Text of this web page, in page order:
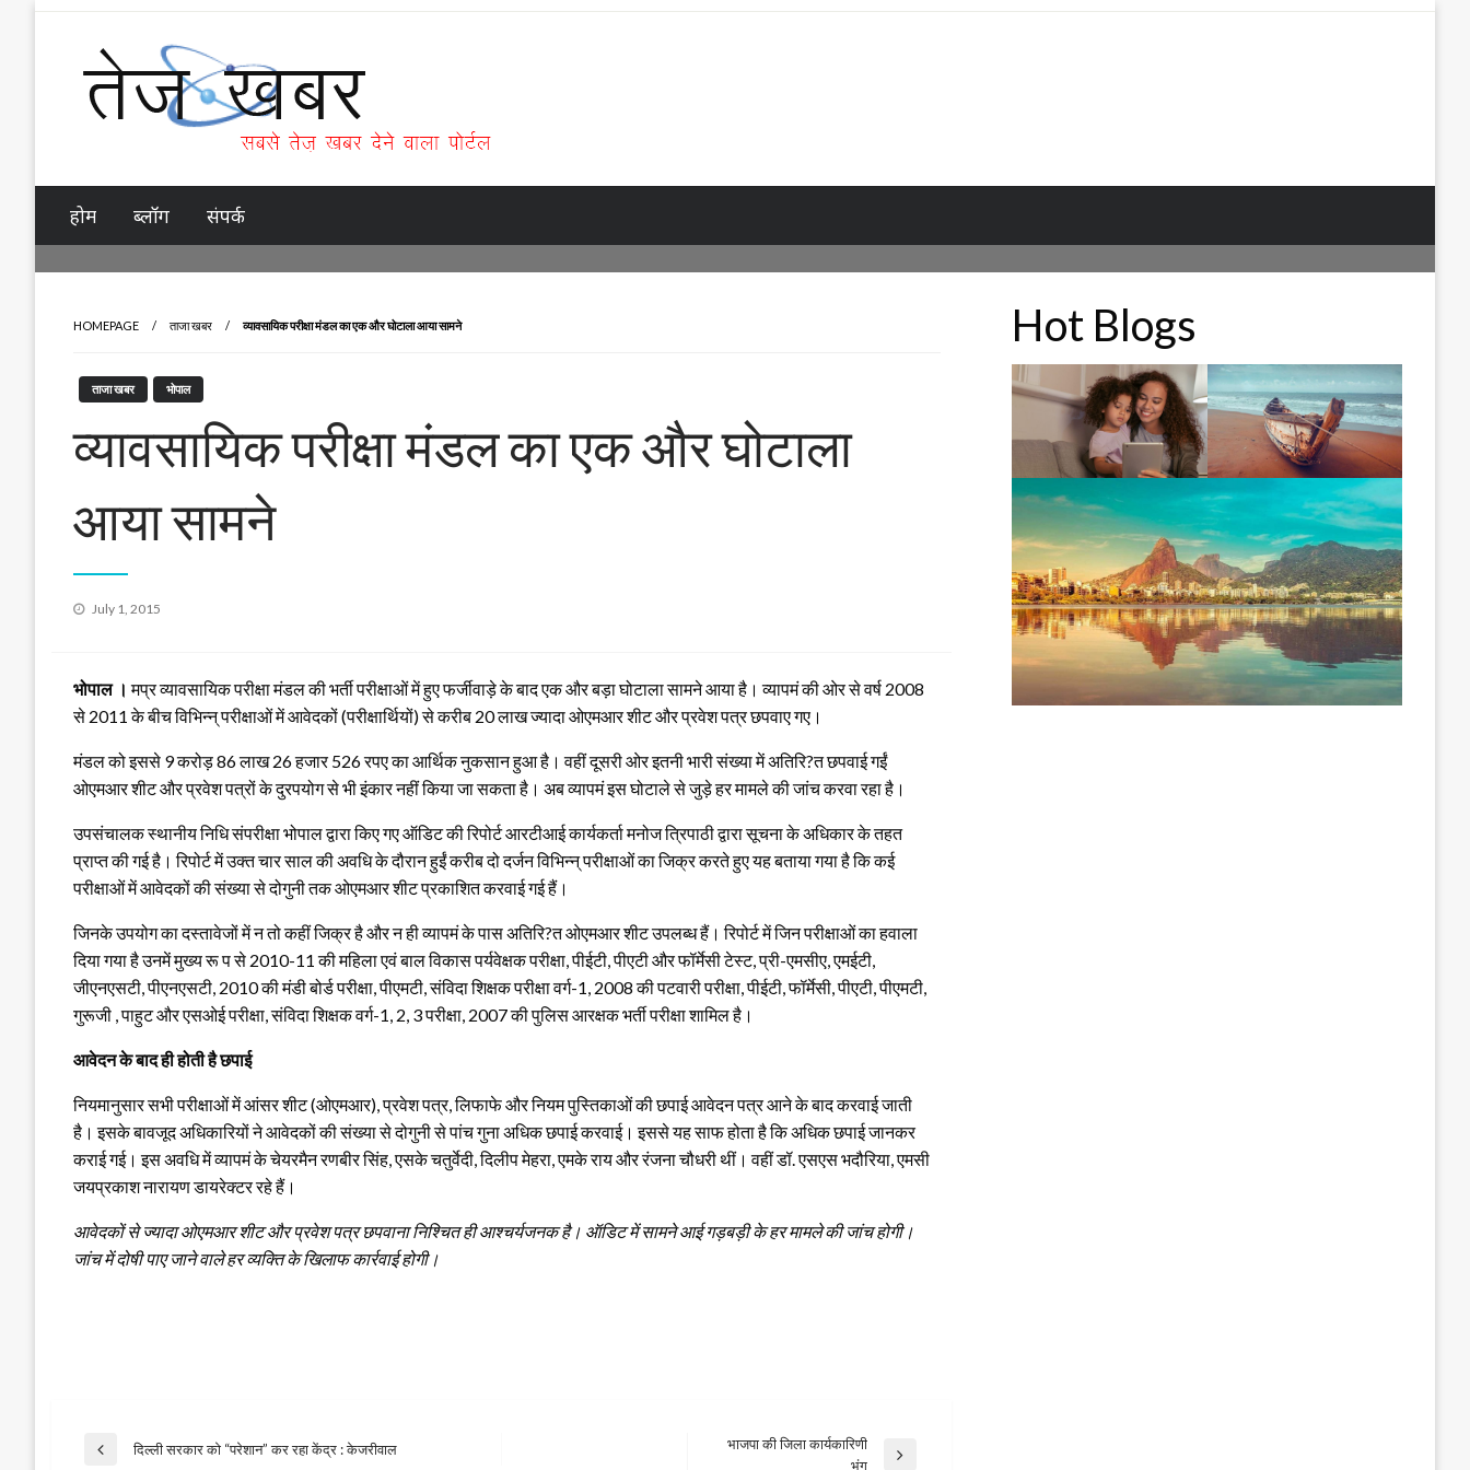
Tez Khabar
होम ब्लॉग संपर्क
HOMEPAGE ताजा खबर व्यावसायिक परीक्षा मंडल का एक और घोटाला आया सामने
ताजा खबर भोपाल
व्यावसायिक परीक्षा मंडल का एक और घोटाला
आया सामने
Posted
July 1, 2015
भोपाल ।मप्र व्यावसायिक परीक्षा मंडल की भर्ती परीक्षाओं में हुए फर्जीवाड़े के बाद एक और बड़ा घोटाला सामने आया है। व्यापमं की ओर से वर्ष 2008
से 2011 के बीच विभिन्न् परीक्षाओं में आवेदकों (परीक्षार्थियों) से करीब 20 लाख ज्यादा ओएमआर शीट और प्रवेश पत्र छपवाए गए।
मंडल को इससे 9 करोड़ 86 लाख 26 हजार 526 रपए का आर्थिक नुकसान हुआ है। वहीं दूसरी ओर इतनी भारी संख्या में अतिरि?त छपवाई गईं
ओएमआर शीट और प्रवेश पत्रों के दुरपयोग से भी इंकार नहीं किया जा सकता है। अब व्यापमं इस घोटाले से जुड़े हर मामले की जांच करवा रहा है।
उपसंचालक स्थानीय निधि संपरीक्षा भोपाल द्वारा किए गए ऑडिट की रिपोर्ट आरटीआई कार्यकर्ता मनोज त्रिपाठी द्वारा सूचना के अधिकार के तहत
प्राप्त की गई है। रिपोर्ट में उक्‍त चार साल की अवधि के दौरान हुईं करीब दो दर्जन विभिन्न् परीक्षाओं का जिक्र करते हुए यह बताया गया है कि कई
परीक्षाओं में आवेदकों की संख्या से दोगुनी तक ओएमआर शीट प्रकाशित करवाई गई हैं।
जिनके उपयोग का दस्तावेजों में न तो कहीं जिक्र है और न ही व्यापमं के पास अतिरि?त ओएमआर शीट उपलब्‍ध हैं। रिपोर्ट में जिन परीक्षाओं का हवाला
दिया गया है उनमें मुख्य रू प से 2010-11 की महिला एवं बाल विकास पर्यवेक्षक परीक्षा, पीईटी, पीएटी और फॉर्मेसी टेस्ट, प्री-एमसीए, एमईटी,
जीएनएसटी, पीएनएसटी, 2010 की मंडी बोर्ड परीक्षा, पीएमटी, संविदा शिक्षक परीक्षा वर्ग-1, 2008 की पटवारी परीक्षा, पीईटी, फॉर्मेसी, पीएटी, पीएमटी,
गुरूजी , पाहुट और एसओई परीक्षा, संविदा शिक्षक वर्ग-1, 2, 3 परीक्षा, 2007 की पुलिस आरक्षक भर्ती परीक्षा शामिल है।
आवेदन के बाद ही होती है छपाई
नियमानुसार सभी परीक्षाओं में आंसर शीट (ओएमआर), प्रवेश पत्र, लिफाफे और नियम पुस्तिकाओं की छपाई आवेदन पत्र आने के बाद करवाई जाती
है। इसके बावजूद अधिकारियों ने आवेदकों की संख्या से दोगुनी से पांच गुना अधिक छपाई करवाई। इससे यह साफ होता है कि अधिक छपाई जानकर
कराई गई। इस अवधि में व्यापमं के चेयरमैन रणबीर सिंह, एसके चतुर्वेदी, दिलीप मेहरा, एमके राय और रंजना चौधरी थीं। वहीं डॉ. एसएस भदौरिया, एमसी
जयप्रकाश नारायण डायरेक्‍टर रहे हैं।
आवेदकों से ज्यादा ओएमआर शीट और प्रवेश पत्र छपवाना निश्चित ही आश्चर्यजनक है। ऑडिट में सामने आई गड़बड़ी के हर मामले की जांच होगी।
जांच में दोषी पाए जाने वाले हर व्‍यक्ति के खिलाफ कार्रवाई होगी।
Previous
दिल्ली सरकार को “परेशान” कर रहा केंद्र : केजरीवाल
भाजपा की जिला कार्यकारिणी
भंग
Hot Blogs